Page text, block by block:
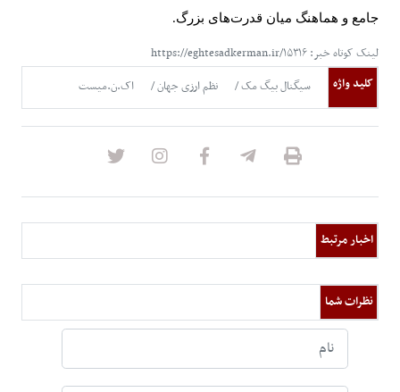
جامع و هماهنگ میان قدرت‌های بزرگ.
لینک کوتاه خبر: https://eghtesadkerman.ir/۱۵۳۱۶
کلید واژه
سیگنال بیگ مک نظم ارزی جهان اک.ن.میست
اخبار مرتبط
نظرات شما